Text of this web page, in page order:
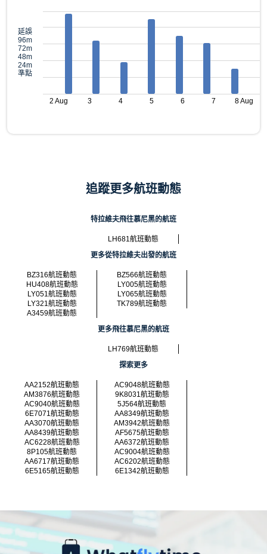
延誤
96m
72m
48m
24m
準點
2 Aug 3 4 5 6 7 8 Aug
追蹤更多航班動態
特拉維夫飛往慕尼黑的航班
LH681航班動態
更多從特拉維夫出發的航班
BZ316航班動態
BZ566航班動態
HU408航班動態
LY005航班動態
LY051航班動態
LY065航班動態
LY321航班動態
TK789航班動態
A3459航班動態
更多飛往慕尼黑的航班
LH769航班動態
探索更多
AA2152航班動態
AC9048航班動態
AM3876航班動態
9K8031航班動態
AC9040航班動態
5J564航班動態
6E7071航班動態
AA8349航班動態
AA3070航班動態
AM3942航班動態
AA8439航班動態
AF5675航班動態
AC6228航班動態
AA6372航班動態
8P105航班動態
AC9004航班動態
AA6717航班動態
AC6202航班動態
6E5165航班動態
6E1342航班動態